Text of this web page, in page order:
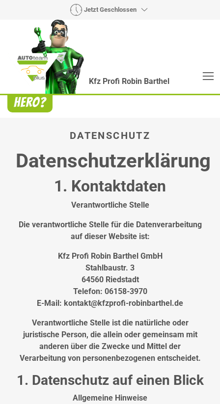
Jetzt Geschlossen
Kfz Profi Robin Barthel
Heroes? Findet man bei uns!
Wie auch wir bringen Handmaker Herby, Rollin‘
jeden Wagen wieder auf die Bahn.
hier
DATENSCHUTZ
Datenschutzerklärung
1. Kontaktdaten
Verantwortliche Stelle
Die verantwortliche Stelle für die Datenverarbeitung
auf dieser Website ist:
Kfz Profi Robin Barthel GmbH
Stahlbaustr. 3
64560 Riedstadt
Telefon: 06158-3970
E-Mail: kontakt@kfzprofi-robinbarthel.de
Verantwortliche Stelle ist die natürliche oder
juristische Person, die allein oder gemeinsam mit
anderen über die Zwecke und Mittel der
Verarbeitung von personenbezogenen entscheidet.
1. Datenschutz auf einen Blick
Allgemeine Hinweise